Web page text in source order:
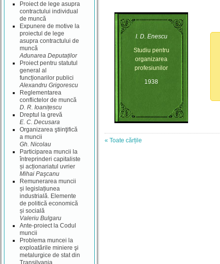
Proiect de lege asupra
contractului individual
de muncă
Expunere de motive la
proiectul de lege
asupra contractului de
muncă
Adunarea Deputaților
Proiect pentru statutul
general al
funcționarilor publici
Alexandru Grigorescu
Reglementarea
conflictelor de muncă
D. R. Ioanițescu
Dreptul la grevă
E. C. Decusara
Organizarea ştiinţifică
a muncii
Gh. Nicolau
Participarea muncii la
întreprinderi capitaliste
și acționariatul uvrier
Mihai Paşcanu
Remunerarea muncii
și legislațiunea
industrială. Elemente
de politică economică
și socială
Valeriu Bulgaru
Ante-proiect la Codul
muncii
Problema muncei la
exploatările miniere şi
metalurgice de stat din
Transilvania
I. D. Enescu
Studiu pentru
organizarea
profesiunilor
1938
« Toate cărțile